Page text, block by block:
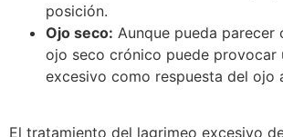
posición.
Ojo seco: Aunque pueda
ojo seco crónico puede provocar
excesivo como respuesta del ojo
El tratamiento del lagrimeo excesivo